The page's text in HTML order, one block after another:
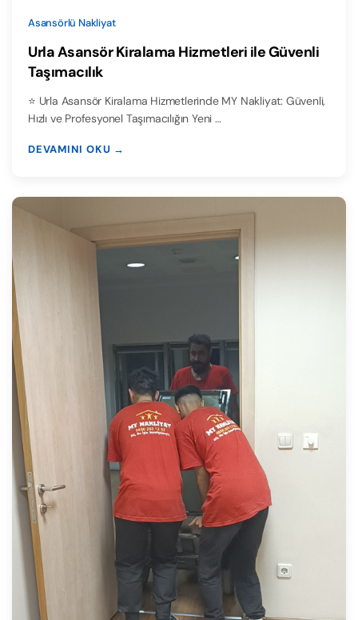
Asansörlü Nakliyat
Urla Asansör Kiralama Hizmetleri ile Güvenli
Taşımacılık
⭐ Urla Asansör Kiralama Hizmetlerinde MY Nakliyat: Güvenli,
Hızlı ve Profesyonel Taşımacılığın Yeni …
DEVAMINI OKU →